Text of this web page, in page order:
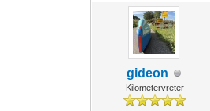
gideon
Kilometervreter